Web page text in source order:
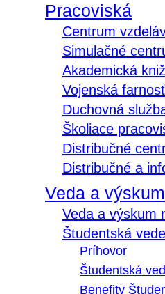
Pracoviská
Centrum
Simulačné
Akademická
Vojenská
Duchovná
Školiace
Distribučné
Distribučné a
Veda a výskum
Veda a výskum
Študentská
Príhovor
Študentská
Benefity